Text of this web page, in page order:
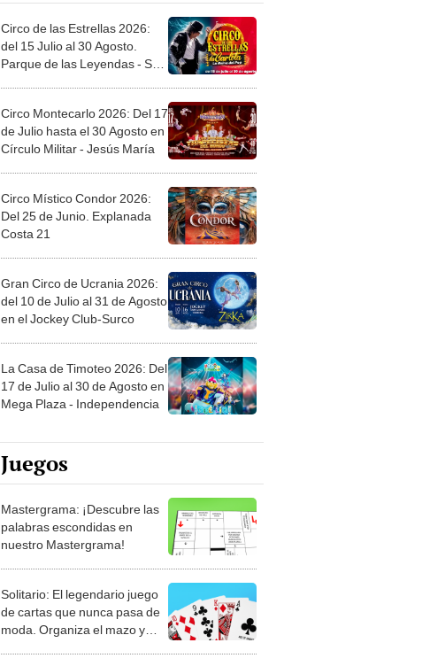
Circo de las Estrellas 2026:
del 15 Julio al 30 Agosto.
Parque de las Leyendas - San
Circo Montecarlo 2026: Del 17
de Julio hasta el 30 Agosto en
Círculo Militar - Jesús María
Circo Místico Condor 2026:
Del 25 de Junio. Explanada
Costa 21
Gran Circo de Ucrania 2026:
del 10 de Julio al 31 de Agosto
en el Jockey Club-Surco
La Casa de Timoteo 2026: Del
17 de Julio al 30 de Agosto en
Mega Plaza - Independencia
Juegos
Mastergrama: ¡Descubre las
palabras escondidas en
nuestro Mastergrama!
Solitario: El legendario juego
de cartas que nunca pasa de
moda. Organiza el mazo y